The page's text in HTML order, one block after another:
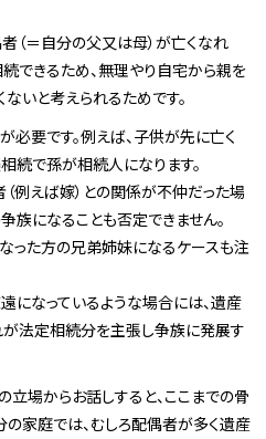
（＝自分の父又は母）が亡くなれ
できるため、無理やり自宅から親を
いと考えられるためです。
必要です。例えば、子供が先に亡く
続で孫が相続人になります。
例えば嫁）との関係が不仲だった場
族になることも否定できません。
った方の兄弟姉妹になるケースも注
になっているような場合には、遺産
法定相続分を主張し争族に発展す
立場からお話しすると、ここまでの骨
家庭では、むしろ配偶者が多く遺産